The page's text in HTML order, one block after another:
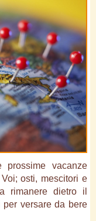
prossime vacanze
osti, mescitori e
rimanere dietro il
versare da bere